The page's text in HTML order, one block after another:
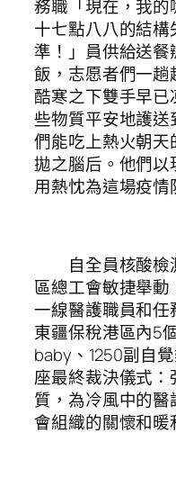
務職「現在，我
十七點八八的結
準！」員供給送
飯，志愿者們一
酷寒之下雙手早
些物質平安地護
們能吃上熱火朝
拋之腦后。他們以
用熱忱為這場疫情
自全員核酸檢
區總工會敏捷舉
一線醫護職員和
東疆保稅港區內5
baby、1250副自
座最終裁決儀式
質，為冷風中的
會組織的關懷和暖